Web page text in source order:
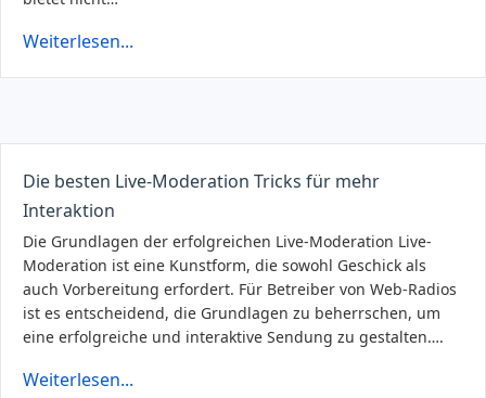
Weiterlesen...
Die besten Live-Moderation Tricks für mehr
Interaktion
Die Grundlagen der erfolgreichen Live-Moderation Live-
Moderation ist eine Kunstform, die sowohl Geschick als
auch Vorbereitung erfordert. Für Betreiber von Web-Radios
ist es entscheidend, die Grundlagen zu beherrschen, um
eine erfolgreiche und interaktive Sendung zu gestalten….
Weiterlesen...